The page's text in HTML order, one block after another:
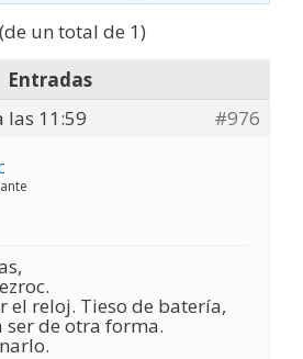
un total de 1)
Entradas
las 11:59
#976
el reloj. Tieso de batería,
de otra forma.